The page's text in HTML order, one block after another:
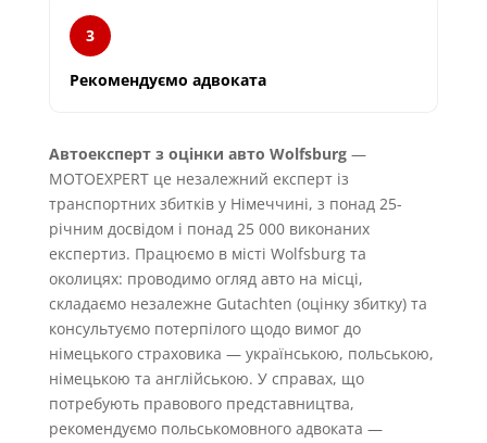
3
Рекомендуємо адвоката
Автоексперт з оцінки авто Wolfsburg—
MOTOEXPERT це незалежний експерт із
транспортних збитків у Німеччині, з понад 25-
річним досвідом і понад 25 000 виконаних
експертиз. Працюємо в місті Wolfsburg та
околицях: проводимо огляд авто на місці,
складаємо незалежне Gutachten (оцінку збитку) та
консультуємо потерпілого щодо вимог до
німецького страховика — українською, польською,
німецькою та англійською. У справах, що
потребують правового представництва,
рекомендуємо польськомовного адвоката —